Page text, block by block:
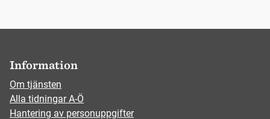
Information
Om tjänsten
Alla tidningar A-Ö
Hantering av personuppgifter